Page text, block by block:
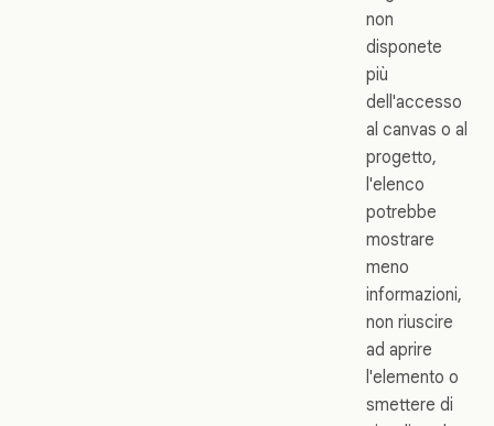
non
disponete
più
dell'accesso
al canvas o al
progetto,
l'elenco
potrebbe
mostrare
meno
informazioni,
non riuscire
ad aprire
l'elemento o
smettere di